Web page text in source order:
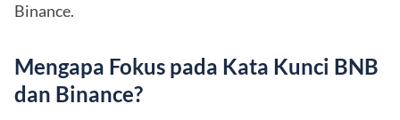
Binance.
Mengapa Fokus pada Kata Kunci BNB
dan Binance?